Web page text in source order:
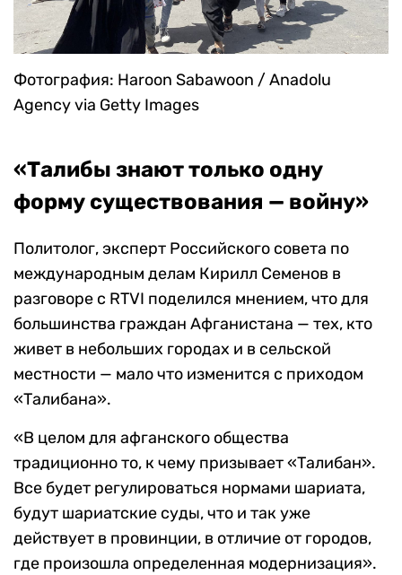
Фотография: Haroon Sabawoon / Anadolu
Agency via Getty Images
«Талибы знают только одну
форму существования — войну»
Политолог, эксперт Российского совета по
международным делам Кирилл Семенов в
разговоре с RTVI поделился мнением, что для
большинства граждан Афганистана — тех, кто
живет в небольших городах и в сельской
местности — мало что изменится с приходом
«Талибана».
«В целом для афганского общества
традиционно то, к чему призывает «Талибан».
Все будет регулироваться нормами шариата,
будут шариатские суды, что и так уже
действует в провинции, в отличие от городов,
где произошла определенная модернизация».